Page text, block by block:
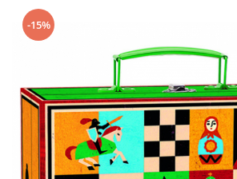
-15%